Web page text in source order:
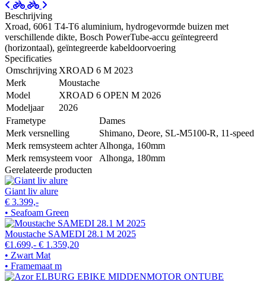
Beschrijving
Xroad, 6061 T4-T6 aluminium, hydrogevormde buizen met
verschillende dikte, Bosch PowerTube-accu geïntegreerd
(horizontaal), geïntegreerde kabeldoorvoering
Specificaties
Omschrijving XROAD 6 M 2023
Merk
Moustache
Model
XROAD 6 OPEN M 2026
Modeljaar
2026
Frametype
Dames
Merk versnelling
Shimano, Deore, SL-M5100-R, 11-speed
Merk remsysteem achter Alhonga, 160mm
Merk remsysteem voor
Alhonga, 180mm
Gerelateerde producten
Giant liv alure
€ 3.399,-
• Seafoam Green
Moustache SAMEDI 28.1 M 2025
€1.699,- € 1.359,20
• Zwart Mat
• Framemaat m